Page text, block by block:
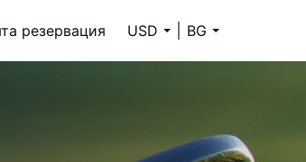
резервация USD BG